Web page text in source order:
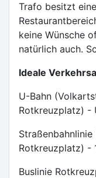
Trafo besitzt
keine Wünsche
natürlich auch.
Ideale
U-Bahn
Rotkreuzplatz) -
Rotkreuzplatz) -
Buslinie